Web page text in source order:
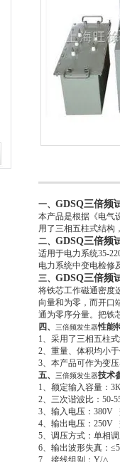
一、 GDSQ三倍频
本产品是根据《电气
用了三相五柱式结构
二、 GDSQ三倍频
适用于电力系统35-
电力系统中变电检修
三、 GDSQ三倍频
将铁芯工作磁通密度
向量和为零，而开口
通为零序分量。把铁
四、
三倍频发生器性能
1、采用了三相五柱
2、重量、体积均小
3、本产品可作为变
五、
三倍频发生器技术
1、额定输入容量：
2、三次谐波比：50-
3、输入电压：
4、输出电压：250V
5、调压方式：单相
6、输出波形失真：
7、接线组别：Y/△